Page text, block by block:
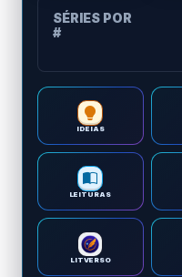
SÉRIES POR
#
IDEIAS
LEITURAS
LITVERSO